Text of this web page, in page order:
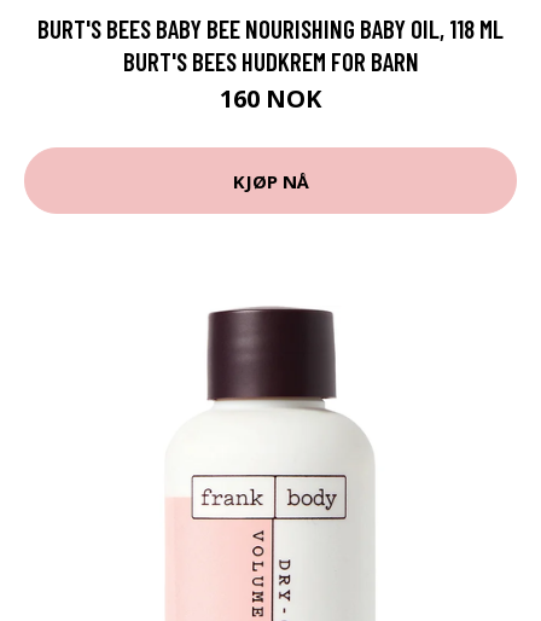
BURT'S BEES BABY BEE NOURISHING BABY OIL, 118 ML
BURT'S BEES HUDKREM FOR BARN
160 NOK
KJØP NÅ